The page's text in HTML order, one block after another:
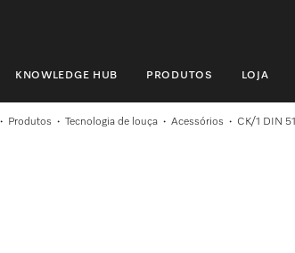
KNOWLEDGE HUB PRODUTOS LOJA
Produtos Tecnologia de louça Acessórios CK/1 DIN 51